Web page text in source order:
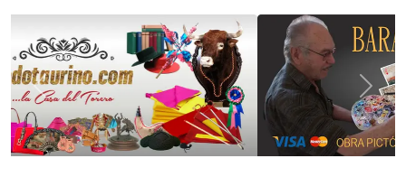
Anterior